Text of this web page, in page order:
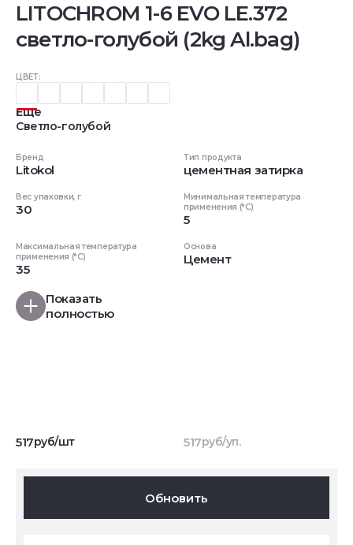
LITOCHROM 1-6 EVO LE.372
светло-голубой (2kg Al.bag)
ЦВЕТ:
Еще
Светло-голубой
Бренд
Litokol
Тип продукта
цементная затирка
Вес упаковки, г
30
Минимальная температура
применения (°C)
5
Максимальная температура
применения (°C)
35
Основа
Цемент
Показать
полностью
517руб/шт 517руб/уп.
Обновить